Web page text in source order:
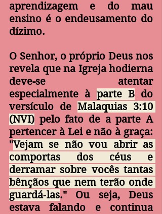
aprendizagem e do mau
ensino é o endeusamento do
dízimo.
O Senhor, o próprio Deus nos
revela que na Igreja hodierna
deve-se atentar
especialmente à parte B do
versículo de Malaquias 3:10
(NVI) pelo fato de a parte A
pertencer à Lei e não à graça:
"Vejam se não vou abrir as
comportas dos céus e
derramar sobre vocês tantas
bênçãos que nem terão onde
guardá‑las." Ou seja, Deus
estava falando e continua